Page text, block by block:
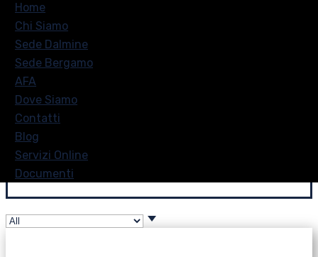
Home
Chi Siamo
Sede Dalmine
Sede Bergamo
AFA
Dove Siamo
Contatti
Blog
Servizi Online
Documenti